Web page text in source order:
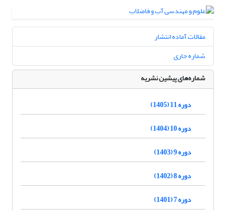
مقالات آماده انتشار
شماره جاری
شماره‌های پیشین نشریه
دوره 11 (1405)
دوره 10 (1404)
دوره 9 (1403)
دوره 8 (1402)
دوره 7 (1401)